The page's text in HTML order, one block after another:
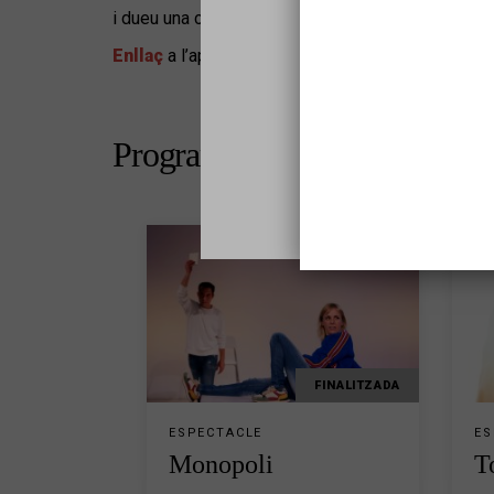
i dueu una cadira de rodes, és imprescindible que
Enllaç a l’apartat d’accessibilitat del web de
Programació de l'equipament
FINALITZADA
ESPECTACLE
Monopoli